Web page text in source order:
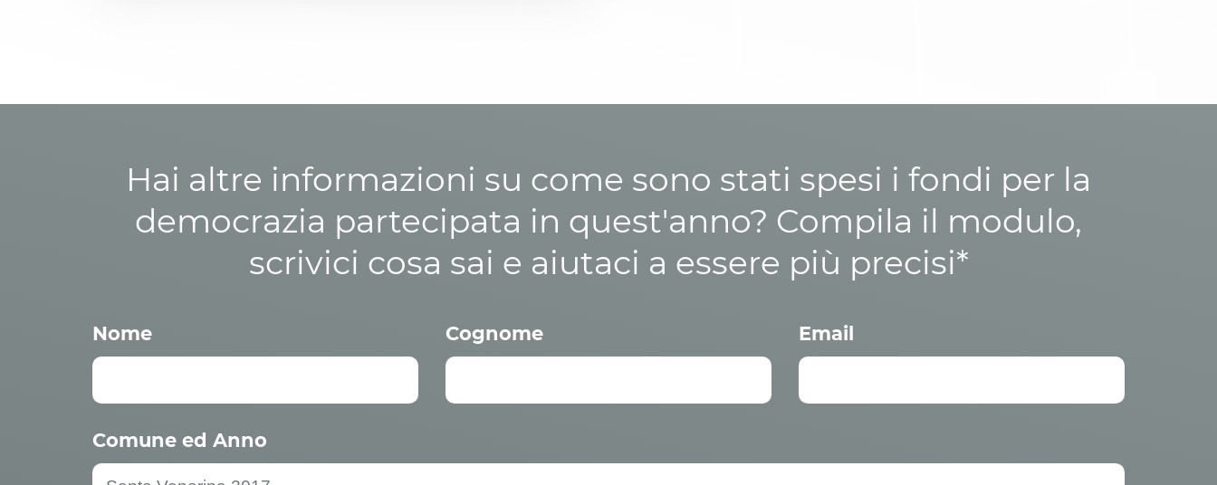
Hai altre informazioni su come sono stati spesi i fondi per la
democrazia partecipata in quest'anno? Compila il modulo,
scrivici cosa sai e aiutaci a essere più precisi*
Nome Cognome Email
Comune ed Anno